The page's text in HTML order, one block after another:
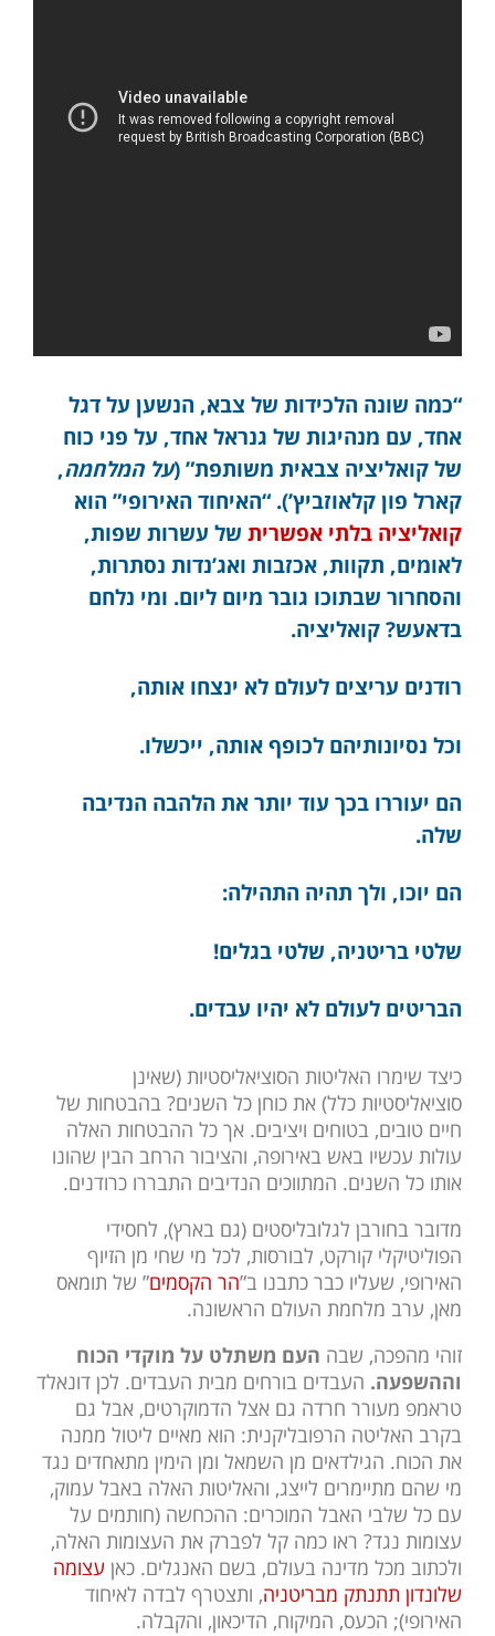
“כמה שונה הלכידות של צבא, הנשען על דגל
אחד, עם מנהיגות של גנראל אחד, על פני כוח
של קואליציה צבאית משותפת” (על המלחמה,
קארל פון קלאוזביץ’). “האיחוד האירופי” הוא
קואליציה בלתי אפשרית של עשרות שפות,
לאומים, תקוות, אכזבות ואג’נדות נסתרות,
והסחרור שבתוכו גובר מיום ליום. ומי נלחם
בדאעש? קואליציה.
רודנים עריצים לעולם לא ינצחו אותה,
וכל נסיונותיהם לכופף אותה, ייכשלו.
הם יעוררו בכך עוד יותר את הלהבה הנדיבה
שלה.
הם יוכו, ולך תהיה התהילה:
שלטי בריטניה, שלטי בגלים!
הבריטים לעולם לא יהיו עבדים.
כיצד שימרו האליטות הסוציאליסטיות (שאינן
סוציאליסטיות כלל) את כוחן כל השנים? בהבטחות של
חיים טובים, בטוחים ויציבים. אך כל ההבטחות האלה
עולות עכשיו באש באירופה, והציבור הרחב הבין שהונו
אותו כל השנים. המתווכים הנדיבים התבררו כרודנים.
מדובר בחורבן לגלובליסטים (גם בארץ), לחסידי
הפוליטיקלי קורקט, לבורסות, לכל מי שחי מן הזיוף
האירופי, שעליו כבר כתבנו ב”הר הקסמים” של תומאס
מאן, ערב מלחמת העולם הראשונה.
זוהי מהפכה, שבה העם משתלט על מוקדי הכוח
וההשפעה. העבדים בורחים מבית העבדים. לכן דונאלד
טראמפ מעורר חרדה גם אצל הדמוקרטים, אבל גם
בקרב האליטה הרפובליקנית: הוא מאיים ליטול ממנה
את הכוח. הגילדאים מן השמאל ומן הימין מתאחדים נגד
מי שהם מתיימרים לייצג, והאליטות האלה באבל עמוק,
עם כל שלבי האבל המוכרים: ההכחשה (חותמים על
עצומות נגד? ראו כמה קל לפברק את העצומות האלה,
ולכתוב מכל מדינה בעולם, בשם האנגלים. כאן עצומה
שלונדון תתנתק מבריטניה, ותצטרף לבדה לאיחוד
האירופי); הכעס, המיקוח, הדיכאון, והקבלה.